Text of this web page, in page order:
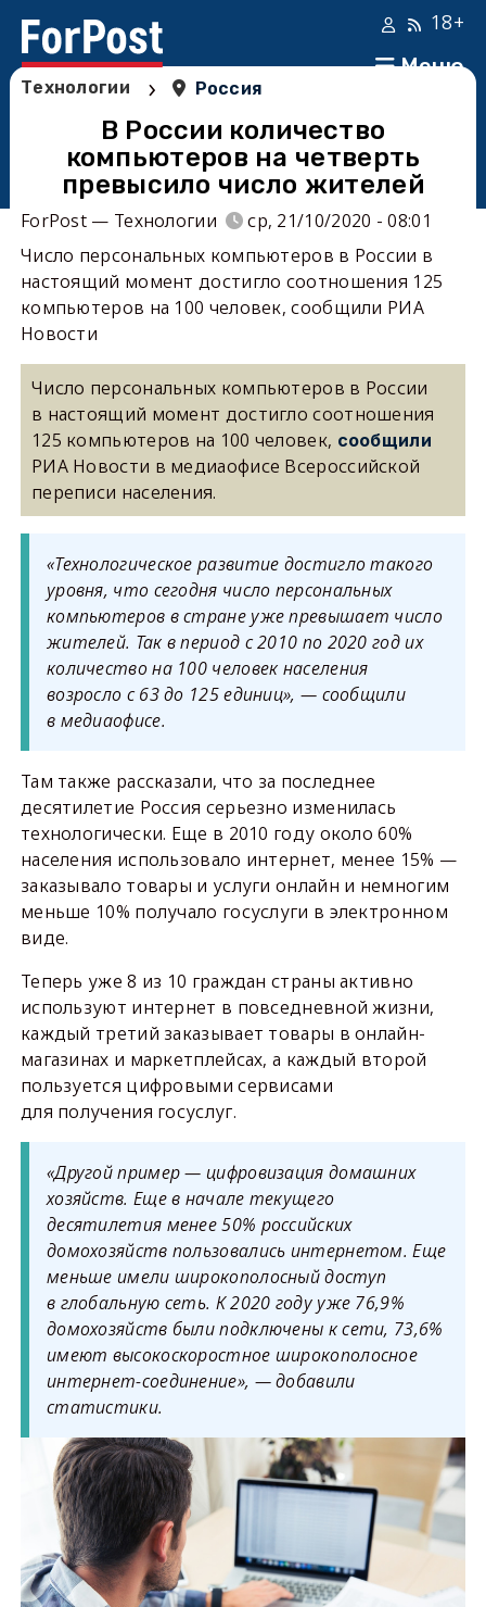
Меню
18+
Технологии › Россия
В России количество
компьютеров на четверть
превысило число жителей
ForPost — Технологии
ср, 21/10/2020 - 08:01
Число персональных компьютеров в России в
настоящий момент достигло соотношения 125
компьютеров на 100 человек, сообщили РИА
Новости
Число персональных компьютеров в России
в настоящий момент достигло соотношения
125 компьютеров на 100 человек, сообщили
РИА Новости в медиаофисе Всероссийской
переписи населения.
«Технологическое развитие достигло такого
уровня, что сегодня число персональных
компьютеров в стране уже превышает число
жителей. Так в период с 2010 по 2020 год их
количество на 100 человек населения
возросло с 63 до 125 единиц», — сообщили
в медиаофисе.
Там также рассказали, что за последнее
десятилетие Россия серьезно изменилась
технологически. Еще в 2010 году около 60%
населения использовало интернет, менее 15% —
заказывало товары и услуги онлайн и немногим
меньше 10% получало госуслуги в электронном
виде.
Теперь уже 8 из 10 граждан страны активно
используют интернет в повседневной жизни,
каждый третий заказывает товары в онлайн-
магазинах и маркетплейсах, а каждый второй
пользуется цифровыми сервисами
для получения госуслуг.
«Другой пример — цифровизация домашних
хозяйств. Еще в начале текущего
десятилетия менее 50% российских
домохозяйств пользовались интернетом. Еще
меньше имели широкополосный доступ
в глобальную сеть. К 2020 году уже 76,9%
домохозяйств были подключены к сети, 73,6%
имеют высокоскоростное широкополосное
интернет-соединение», — добавили
статистики.